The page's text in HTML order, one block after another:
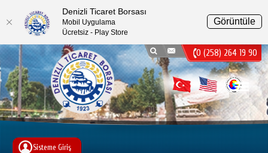
0 (258) 264 19 90
Sisteme Giriş
Menu
Denizli Ticaret Borsası
Mobil Uygulama
Ücretsiz - Play Store
Görüntüle